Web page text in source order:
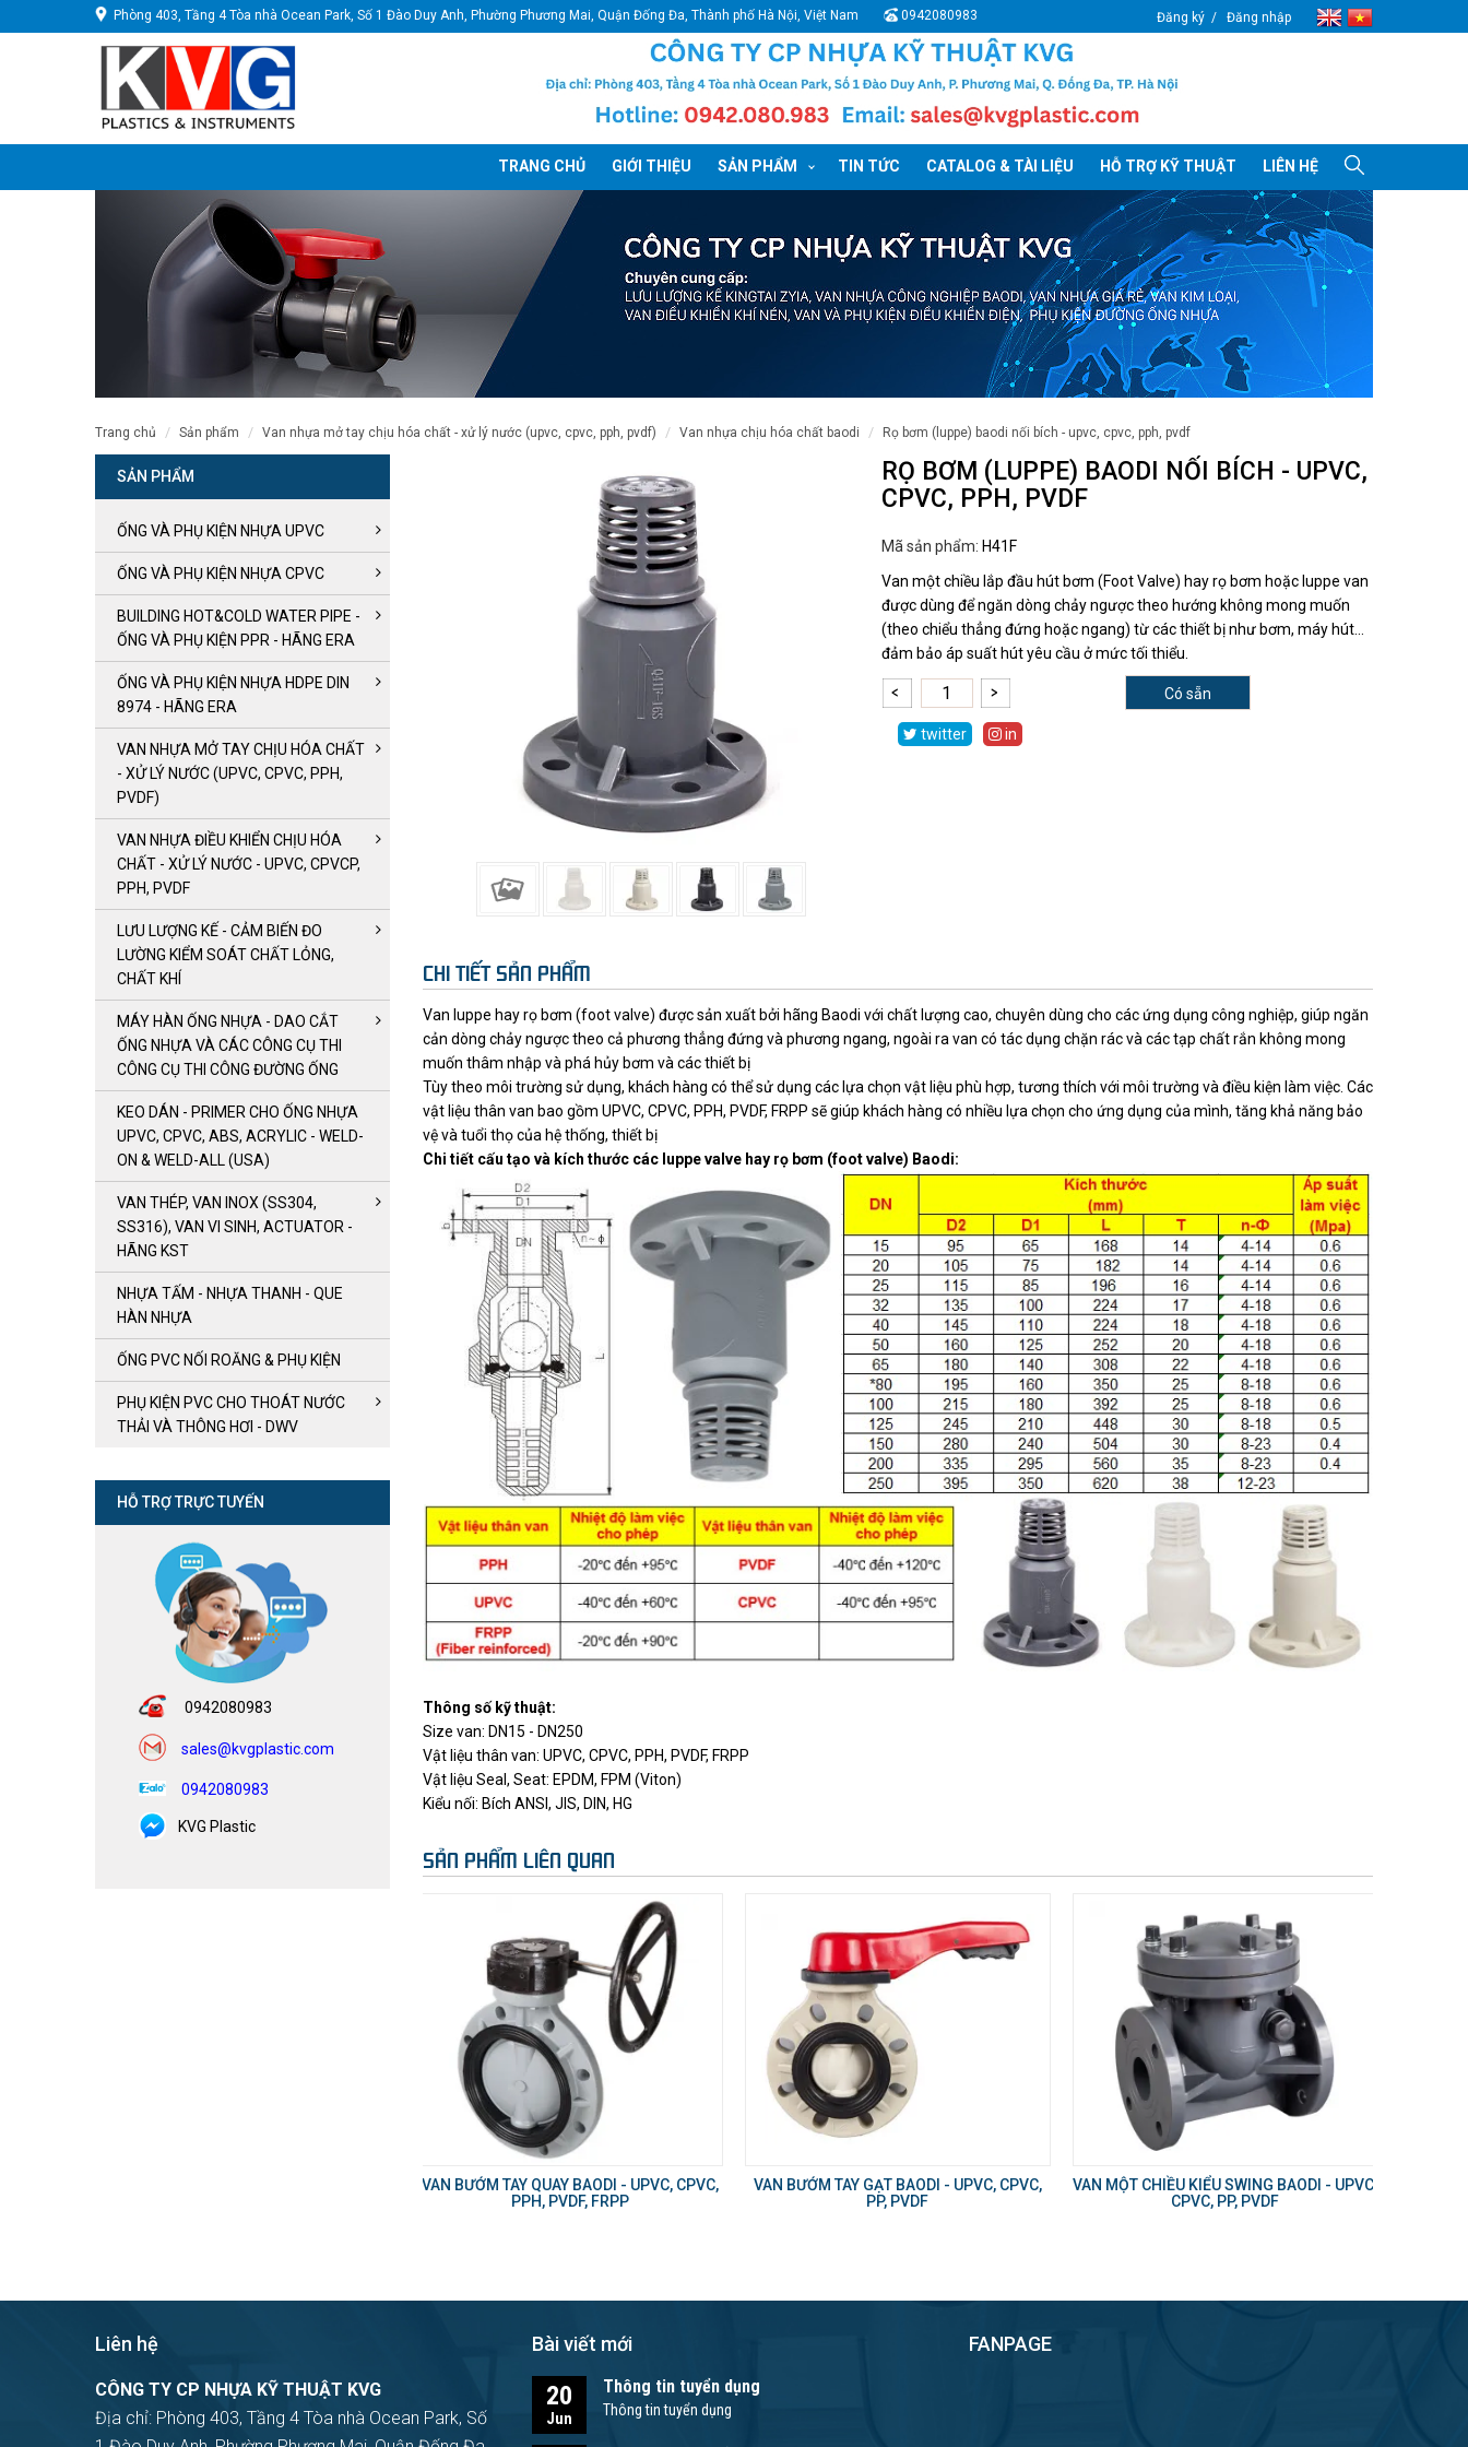
Phòng 403, Tầng 4 Tòa nhà Ocean Park, Số 1 Đào Duy Anh, Phường Phương Mai, Quận Đống Đa, Thành phố Hà Nội, Việt Nam 0942080983 Đăng ký Đăng nhập
TRANG CHỦ GIỚI THIỆU SẢN PHẨM TIN TỨC CATALOG & TÀI LIỆU HỖ TRỢ KỸ THUẬT LIÊN HỆ
trang chủ sản phẩm van nhựa mở tay chịu hóa chất - xử lý nước (upvc, cpvc, pph, pvdf) van nhựa chịu hóa chất baodi rọ bơm (luppe) baodi nối bích - upvc, cpvc, pph, pvdf
SẢN PHẨM
ỐNG VÀ PHỤ KIỆN NHỰA UPVC
ỐNG VÀ PHỤ KIỆN NHỰA CPVC
BUILDING HOT&COLD WATER PIPE -
ỐNG VÀ PHỤ KIỆN PPR - HÃNG ERA
ỐNG VÀ PHỤ KIỆN NHỰA HDPE DIN
8974 - HÃNG ERA
VAN NHỰA MỞ TAY CHỊU HÓA CHẤT
- XỬ LÝ NƯỚC (UPVC, CPVC, PPH,
PVDF)
VAN NHỰA ĐIỀU KHIỂN CHỊU HÓA
CHẤT - XỬ LÝ NƯỚC - UPVC, CPVCP,
PPH, PVDF
LƯU LƯỢNG KẾ - CẢM BIẾN ĐO
LƯỜNG KIỂM SOÁT CHẤT LỎNG,
CHẤT KHÍ
MÁY HÀN ỐNG NHỰA - DAO CẮT
ỐNG NHỰA VÀ CÁC CÔNG CỤ THI
CÔNG CỤ THI CÔNG ĐƯỜNG ỐNG
KEO DÁN - PRIMER CHO ỐNG NHỰA
UPVC, CPVC, ABS, ACRYLIC - WELD-
ON & WELD-ALL (USA)
VAN THÉP, VAN INOX (SS304,
SS316), VAN VI SINH, ACTUATOR -
HÃNG KST
NHỰA TẤM - NHỰA THANH - QUE
HÀN NHỰA
ỐNG PVC NỐI ROĂNG & PHỤ KIỆN
PHỤ KIỆN PVC CHO THOÁT NƯỚC
THẢI VÀ THÔNG HƠI - DWV
HỖ TRỢ TRỰC TUYẾN
0942080983
sales@kvgplastic.com
0942080983
KVG Plastic
RỌ BƠM (LUPPE) BAODI NỐI BÍCH - UPVC,
CPVC, PPH, PVDF
Mã sản phẩm: H41F
Van một chiều lắp đầu hút bơm (Foot Valve) hay rọ bơm hoặc luppe van
được dùng để ngăn dòng chảy ngược theo hướng không mong muốn
(theo chiểu thẳng đứng hoặc ngang) từ các thiết bị như bơm, máy hút…
đảm bảo áp suất hút yêu cầu ở mức tối thiểu.
Có sẵn
twitter in
CHI TIẾT SẢN PHẨM
Van luppe hay rọ bơm (foot valve) được sản xuất bởi hãng Baodi với chất lượng cao, chuyên dùng cho các ứng dụng công nghiệp, giúp ngăn
cản dòng chảy ngược theo cả phương thẳng đứng và phương ngang, ngoài ra van có tác dụng chặn rác và các tạp chất rắn không mong
muốn thâm nhập và phá hủy bơm và các thiết bị
Tùy theo môi trường sử dụng, khách hàng có thể sử dụng các lựa chọn vật liệu phù hợp, tương thích với môi trường và điều kiện làm việc. Các
vật liệu thân van bao gồm UPVC, CPVC, PPH, PVDF, FRPP sẽ giúp khách hàng có nhiều lựa chọn cho ứng dụng của mình, tăng khả năng bảo
vệ và tuổi thọ của hệ thống, thiết bị
Chi tiết cấu tạo và kích thước các luppe valve hay rọ bơm (foot valve) Baodi:
Thông số kỹ thuật:
Size van: DN15 - DN250
Vật liệu thân van: UPVC, CPVC, PPH, PVDF, FRPP
Vật liệu Seal, Seat: EPDM, FPM (Viton)
Kiểu nối: Bích ANSI, JIS, DIN, HG
SẢN PHẨM LIÊN QUAN
VAN BƯỚM TAY QUAY BAODI - UPVC, CPVC,
PPH, PVDF, FRPP
VAN BƯỚM TAY GẠT BAODI - UPVC, CPVC,
PP, PVDF
VAN MỘT CHIỀU KIỂU SWING BAODI - UPVC,
CPVC, PP, PVDF
Liên hệ
CÔNG TY CP NHỰA KỸ THUẬT KVG
Địa chỉ: Phòng 403, Tầng 4 Tòa nhà Ocean Park, Số
Bài viết mới
20
Jun
Thông tin tuyển dụng
Thông tin tuyển dụng
FANPAGE